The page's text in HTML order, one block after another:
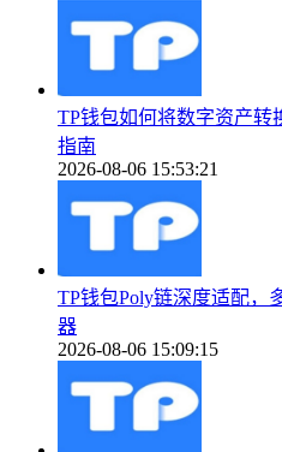
TP钱包如何将数字资产转
指南
2026-08-06 15:53:21
TP钱包Poly链深度适配，
器
2026-08-06 15:09:15